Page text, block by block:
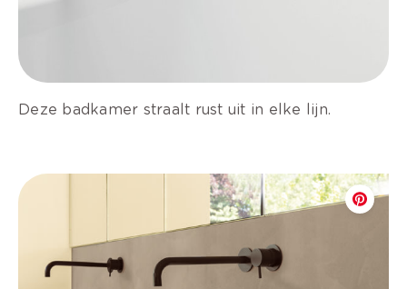
Deze badkamer straalt rust uit in elke lijn.